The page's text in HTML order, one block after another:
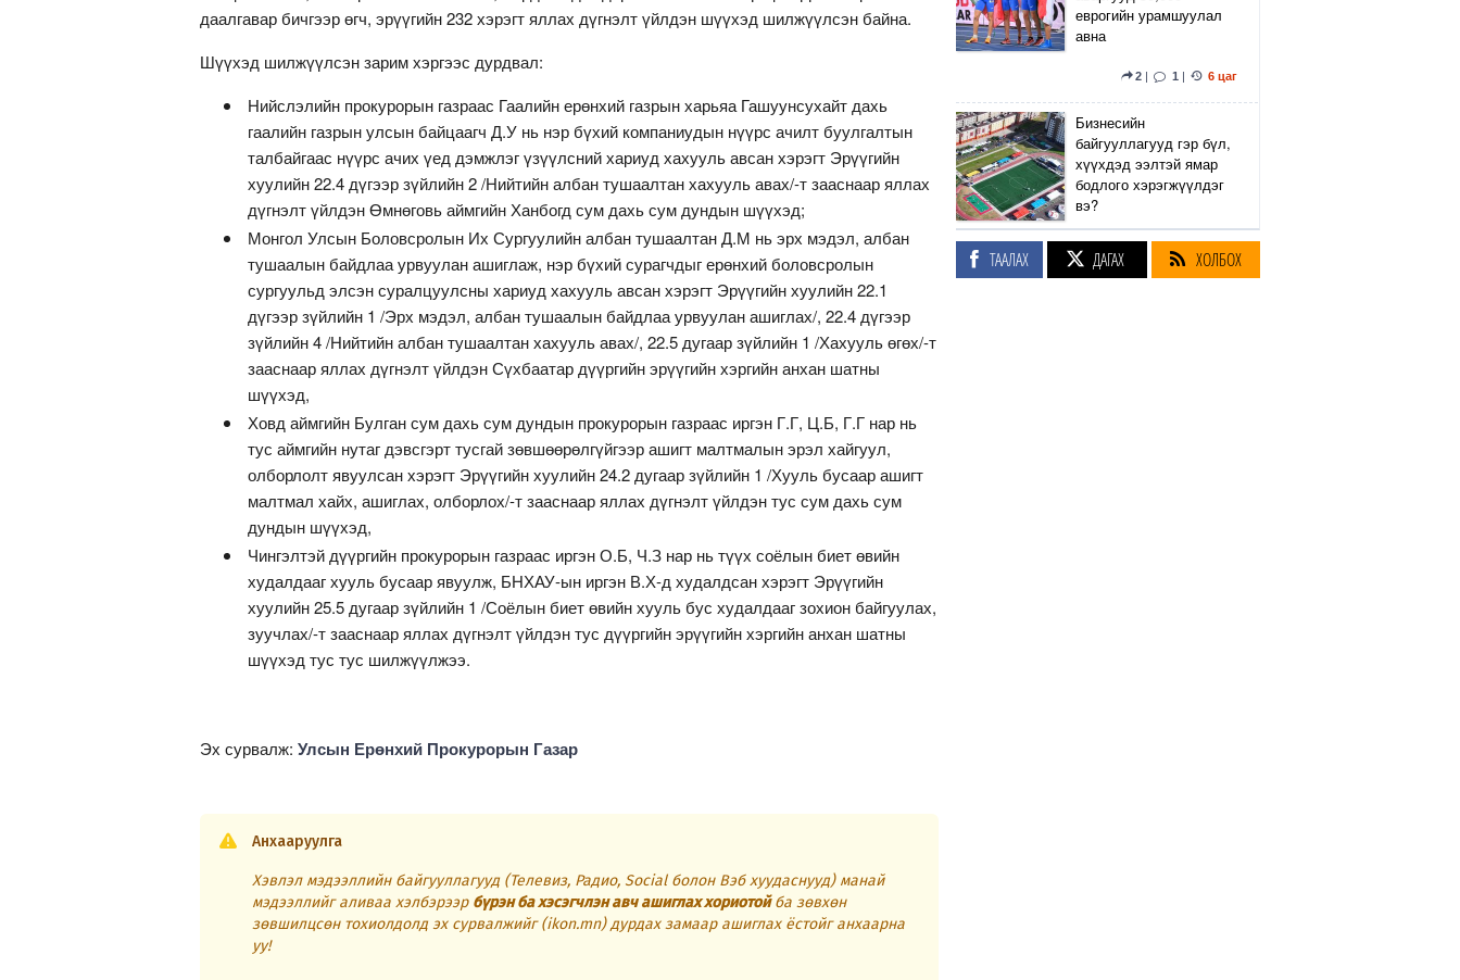
даалгавар бичгээр өгч, эрүүгийн 232 хэрэгт яллах дүгнэлт үйлдэн шүүхэд шилжүүлсэн байна.
Шүүхэд шилжүүлсэн зарим хэргээс дурдвал:
Нийслэлийн прокурорын газраас Гаалийн ерөнхий газрын харьяа Гашуунсухайт дахь
гаалийн газрын улсын байцаагч Д.У нь нэр бүхий компаниудын нүүрс ачилт буулгалтын
талбайгаас нүүрс ачих үед дэмжлэг үзүүлсний хариуд хахууль авсан хэрэгт Эрүүгийн
хуулийн 22.4 дүгээр зүйлийн 2 /Нийтийн албан тушаалтан хахууль авах/-т зааснаар яллах
дүгнэлт үйлдэн Өмнөговь аймгийн Ханбогд сум дахь сум дундын шүүхэд;
Монгол Улсын Боловсролын Их Сургуулийн албан тушаалтан Д.М нь эрх мэдэл, албан
тушаалын байдлаа урвуулан ашиглаж, нэр бүхий сурагчдыг ерөнхий боловсролын
сургуульд элсэн суралцуулсны хариуд хахууль авсан хэрэгт Эрүүгийн хуулийн 22.1
дүгээр зүйлийн 1 /Эрх мэдэл, албан тушаалын байдлаа урвуулан ашиглах/, 22.4 дүгээр
зүйлийн 4 /Нийтийн албан тушаалтан хахууль авах/, 22.5 дугаар зүйлийн 1 /Хахууль өгөх/-т
зааснаар яллах дүгнэлт үйлдэн Сүхбаатар дүүргийн эрүүгийн хэргийн анхан шатны
шүүхэд,
Ховд аймгийн Булган сум дахь сум дундын прокурорын газраас иргэн Г.Г, Ц.Б, Г.Г нар нь
тус аймгийн нутаг дэвсгэрт тусгай зөвшөөрөлгүйгээр ашигт малтмалын эрэл хайгуул,
олборлолт явуулсан хэрэгт Эрүүгийн хуулийн 24.2 дугаар зүйлийн 1 /Хууль бусаар ашигт
малтмал хайх, ашиглах, олборлох/-т зааснаар яллах дүгнэлт үйлдэн тус сум дахь сум
дундын шүүхэд,
Чингэлтэй дүүргийн прокурорын газраас иргэн О.Б, Ч.З нар нь түүх соёлын биет өвийн
худалдааг хууль бусаар явуулж, БНХАУ-ын иргэн В.Х-д худалдсан хэрэгт Эрүүгийн
хуулийн 25.5 дугаар зүйлийн 1 /Соёлын биет өвийн хууль бус худалдааг зохион байгуулах,
зуучлах/-т зааснаар яллах дүгнэлт үйлдэн тус дүүргийн эрүүгийн хэргийн анхан шатны
шүүхэд тус тус шилжүүлжээ.
Эх сурвалж: Улсын Ерөнхий Прокурорын Газар
Анхааруулга
Хэвлэл мэдээллийн байгууллагууд (Телевиз, Радио, Social болон Вэб хуудаснууд) манай
мэдээллийг аливаа хэлбэрээр бүрэн ба хэсэгчлэн авч ашиглах хориотойба зөвхөн
зөвшилцсөн тохиолдолд эх сурвалжийг (ikon.mn) дурдах замаар ашиглах ёстойг анхаарна
уу!
еврогийн урамшуулал
авна
2 | 1 | 6 цаг
Бизнесийн
байгууллагууд гэр бүл,
хүүхдэд ээлтэй ямар
бодлого хэрэгжүүлдэг
вэ?
4| 2| 6 цаг
ТААЛАХ ДАГАХ ХОЛБОХ